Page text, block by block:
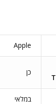
Apple
כן
במלאי